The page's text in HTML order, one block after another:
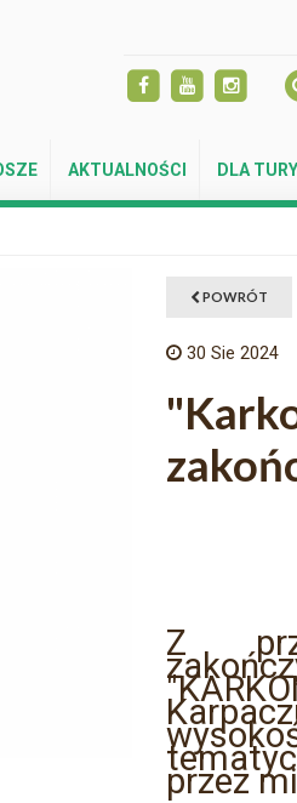
AKTUALNOŚCI DLA
POWRÓT
30 Sie 2024
Z
przez